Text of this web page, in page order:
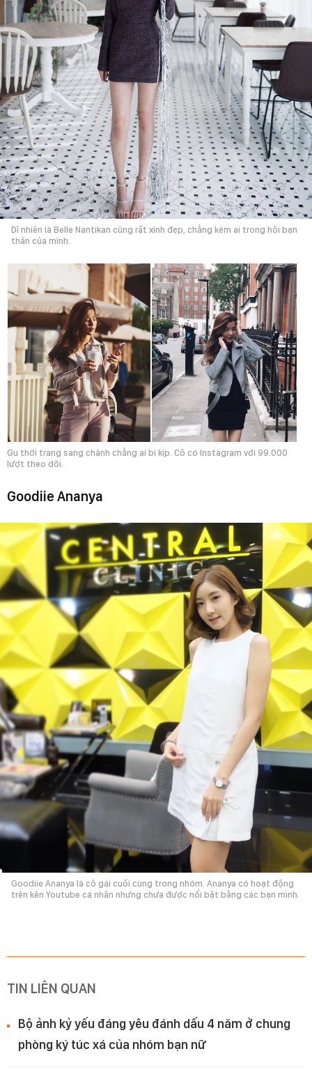
Dĩ nhiên là Belle Nantikan cũng rất xinh đẹp, chẳng kém ai trong hội bạn
thân của mình.
Gu thời trang sang chảnh chẳng ai bì kịp. Cô có Instagram với 99.000
lượt theo dõi.
Goodiie Ananya
Goodiie Ananya là cô gái cuối cùng trong nhóm. Ananya có hoạt động
trên kên Youtube cá nhân nhưng chưa được nổi bật bằng các bạn mình.
TIN LIÊN QUAN
Bộ ảnh kỷ yếu đáng yêu đánh dấu 4 năm ở chung
phòng ký túc xá của nhóm bạn nữ